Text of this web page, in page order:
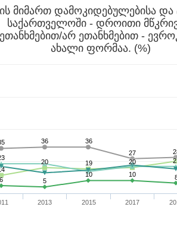
მიმართ დამოკიდებულებისა და
საქართველოში - დროითი
EUEMPIRE: ეთანხმებით/არ ეთანხმებით -
ახალი ფორმაა. (%)
36
36
27
6 5
10 10
20 19 20
2013 2015 2017